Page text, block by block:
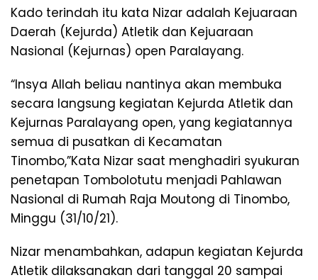
Kado terindah itu kata Nizar adalah Kejuaraan
Daerah (Kejurda) Atletik dan Kejuaraan
Nasional (Kejurnas) open Paralayang.
“Insya Allah beliau nantinya akan membuka
secara langsung kegiatan Kejurda Atletik dan
Kejurnas Paralayang open, yang kegiatannya
semua di pusatkan di Kecamatan
Tinombo,”Kata Nizar saat menghadiri syukuran
penetapan Tombolotutu menjadi Pahlawan
Nasional di Rumah Raja Moutong di Tinombo,
Minggu (31/10/21).
Nizar menambahkan, adapun kegiatan Kejurda
Atletik dilaksanakan dari tanggal 20 sampai